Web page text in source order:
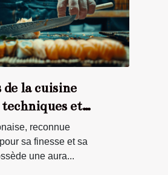
de la cuisine
et
reconnue
sa finesse et sa
une aura...